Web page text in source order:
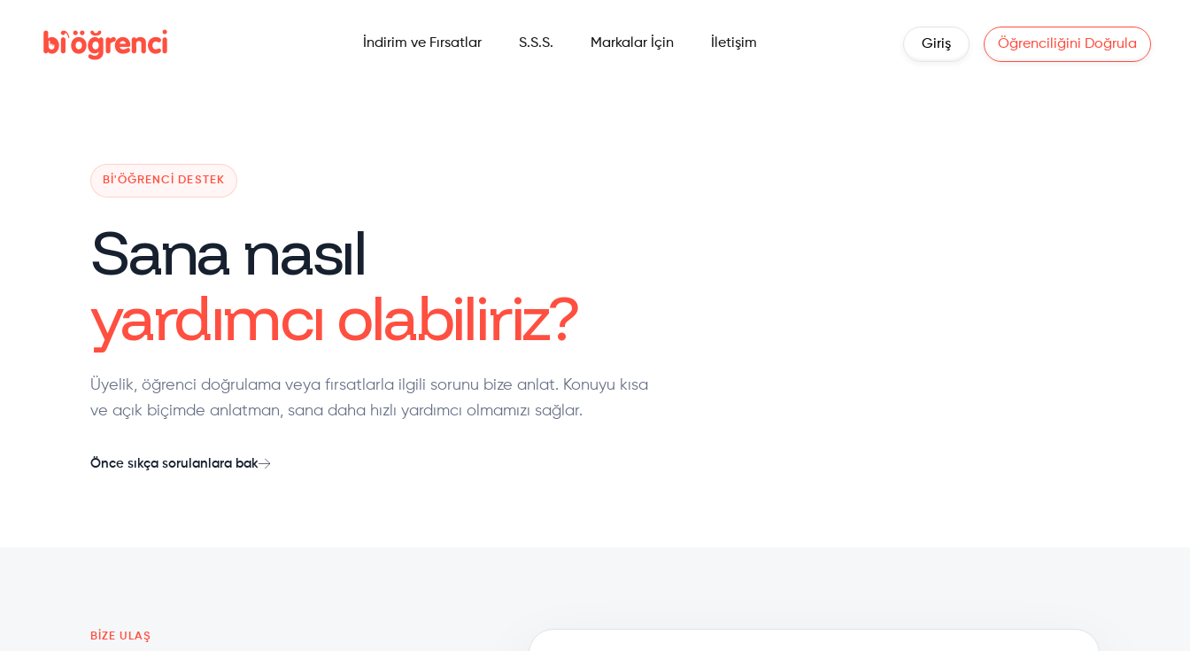
Giriş Öğrenciliğini Doğrula
İndirim ve Fırsatlar S.S.S. Markalar İçin İletişim
BI'ÖĞRENCI DESTEK
Sana nasıl
yardımcı olabiliriz?
Üyelik, öğrenci doğrulama veya fırsatlarla ilgili sorunu bize anlat. Konuyu kısa
ve açık biçimde anlatman, sana daha hızlı yardımcı olmamızı sağlar.
Önce sıkça sorulanlara bak
BIZE ULAŞ